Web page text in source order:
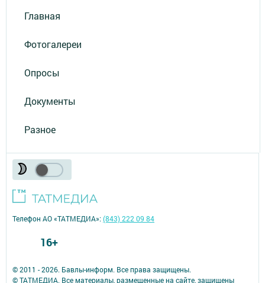
Главная
Фотогалереи
Опросы
Документы
Разное
© 2011 - 2026. Бавлы-информ. Все права защищены.
© ТАТМЕДИА. Все материалы, размещенные на сайте, защищены
Телефон АО «ТАТМЕДИА»:(843) 222 09 84
16+